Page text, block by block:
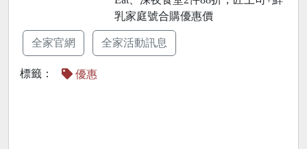
乳家庭號合購優惠價
全家官網 全家活動訊息
標籤： 優惠